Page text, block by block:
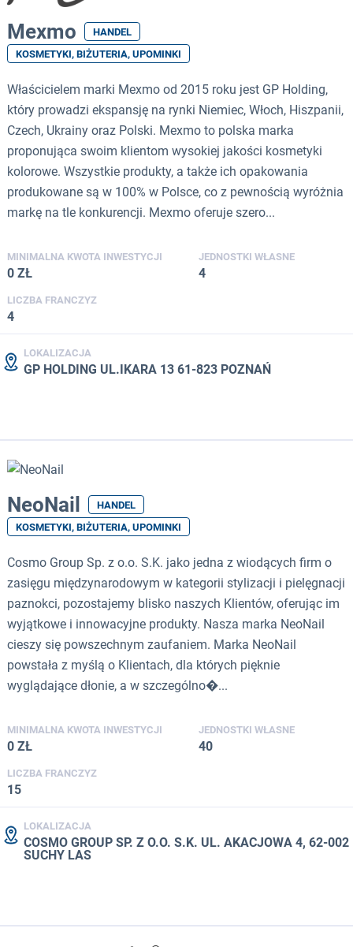
Mexmo
HANDEL
KOSMETYKI, BIŻUTERIA, UPOMINKI
Właścicielem marki Mexmo od 2015 roku jest GP Holding,
który prowadzi ekspansję na rynki Niemiec, Włoch, Hiszpanii,
Czech, Ukrainy oraz Polski. Mexmo to polska marka
proponująca swoim klientom wysokiej jakości kosmetyki
kolorowe. Wszystkie produkty, a także ich opakowania
produkowane są w 100% w Polsce, co z pewnością wyróżnia
markę na tle konkurencji. Mexmo oferuje szero...
MINIMALNA KWOTA INWESTYCJI
0 ZŁ
JEDNOSTKI WŁASNE
4
LICZBA FRANCZYZ
4
LOKALIZACJA
GP HOLDING UL.IKARA 13 61-823 POZNAŃ
NeoNail
HANDEL
KOSMETYKI, BIŻUTERIA, UPOMINKI
Cosmo Group Sp. z o.o. S.K. jako jedna z wiodących firm o
zasięgu międzynarodowym w kategorii stylizacji i pielęgnacji
paznokci, pozostajemy blisko naszych Klientów, oferując im
wyjątkowe i innowacyjne produkty. Nasza marka NeoNail
cieszy się powszechnym zaufaniem. Marka NeoNail
powstała z myślą o Klientach, dla których pięknie
wyglądające dłonie, a w szczególno�...
MINIMALNA KWOTA INWESTYCJI
0 ZŁ
JEDNOSTKI WŁASNE
40
LICZBA FRANCZYZ
15
LOKALIZACJA
COSMO GROUP SP. Z O.O. S.K. UL. AKACJOWA 4, 62-002
SUCHY LAS